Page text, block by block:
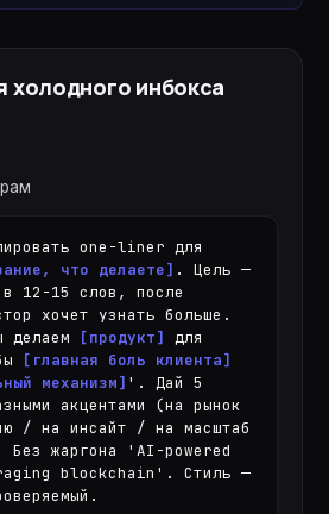
холодного инбокса
one-liner для
что делаете] . Цель —
в 12-15 слов, после
хочет узнать больше.
делаем [продукт]
[главная боль клиента]
механизм] '. Дай 5
акцентами (на рынок
/ на инсайт / на масштаб
жаргона 'AI-powered
blockchain'. Стиль —